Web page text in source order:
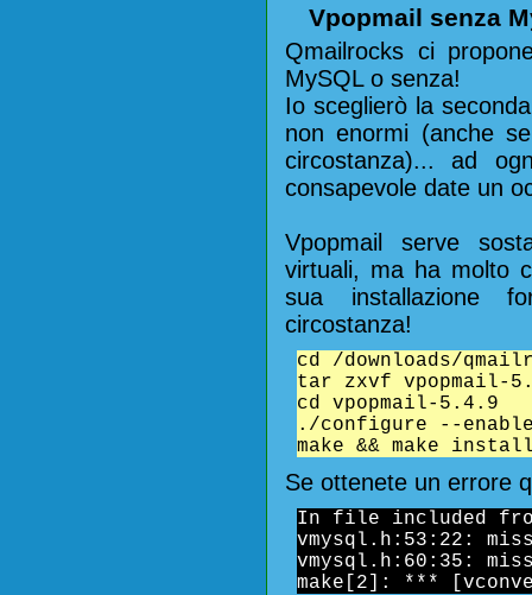
Vpopmail senza
Qmailrocks ci
MySQL o senza!
Io sceglierò la
non enormi (anche
circostanza)... ad
consapevole date un
Vpopmail serve
virtuali, ma ha molto
sua installazione
circostanza!
cd /downloads/
tar zxvf vpopmail-
cd vpopmail-5.4.9
./configure --
make && make
Se ottenete un errore
In file included
vmysql.h:53:22:
vmysql.h:60:35:
make[2]: ***